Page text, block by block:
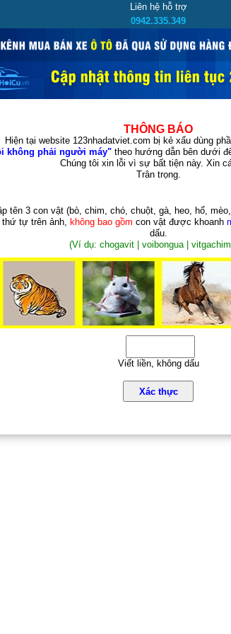
Liên hệ hỗ trợ
0942.335.349
THÔNG BÁO
Hiện tại website 123nhadatviet.com bị kẻ xấu dùng
không phải người máy"theo hướng dẫn bên dưới
Chúng tôi xin lỗi vì sự bất tiện này. Xin
Trân trọng.
tên 3 con vật (bò, chim, chó, chuột, gà, heo, hổ,
thứ tự trên ảnh, không bao gồm con vật được khoanh
dấu.
(Ví dụ: chogavit | voibongua |
Viết liền, không dấu
Xác thực